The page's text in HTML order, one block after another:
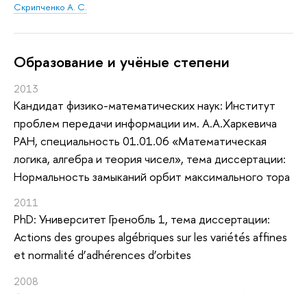
Скрипченко А. С.
Oбразование и учёные степени
2013
Кандидат физико-математических наук: Институт
проблем передачи информации им. А.А.Харкевича
РАН, специальность 01.01.06 «Математическая
логика, алгебра и теория чисел», тема диссертации:
Нормальность замыканий орбит максимального тора
2011
PhD: Университет Гренобль 1, тема диссертации:
Actions des groupes algébriques sur les variétés affines
et normalité d’adhérences d’orbites
2008